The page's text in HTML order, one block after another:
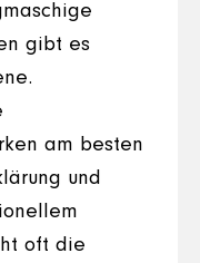
gibt es
am besten
und
oft die